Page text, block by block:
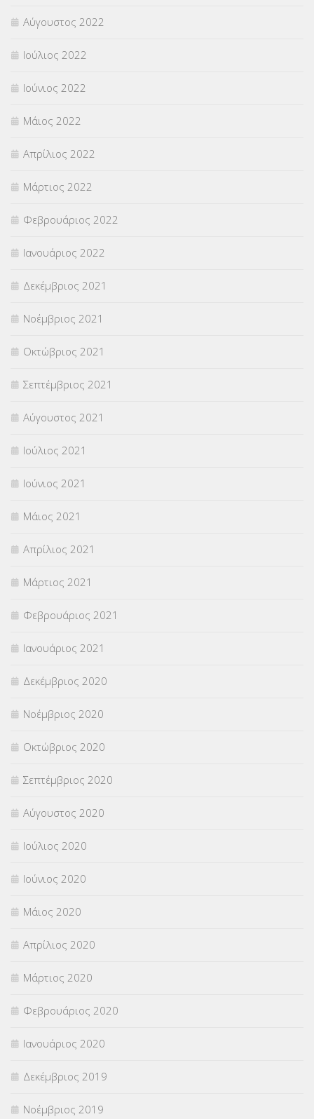
Αύγουστος 2022
Ιούλιος 2022
Ιούνιος 2022
Μάιος 2022
Απρίλιος 2022
Μάρτιος 2022
Φεβρουάριος 2022
Ιανουάριος 2022
Δεκέμβριος 2021
Νοέμβριος 2021
Οκτώβριος 2021
Σεπτέμβριος 2021
Αύγουστος 2021
Ιούλιος 2021
Ιούνιος 2021
Μάιος 2021
Απρίλιος 2021
Μάρτιος 2021
Φεβρουάριος 2021
Ιανουάριος 2021
Δεκέμβριος 2020
Νοέμβριος 2020
Οκτώβριος 2020
Σεπτέμβριος 2020
Αύγουστος 2020
Ιούλιος 2020
Ιούνιος 2020
Μάιος 2020
Απρίλιος 2020
Μάρτιος 2020
Φεβρουάριος 2020
Ιανουάριος 2020
Δεκέμβριος 2019
Νοέμβριος 2019